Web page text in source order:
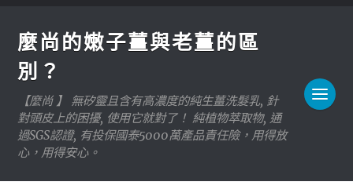
麼尚的嫩子薑與老薑的區
別？
【麼尚 】 無矽靈且含有高濃度的純生薑洗髮乳, 針
對頭皮上的困擾, 使用它就對了！ 純植物萃取物, 通
過SGS認證, 有投保國泰5000萬產品責任險，用得放
心，用得安心。